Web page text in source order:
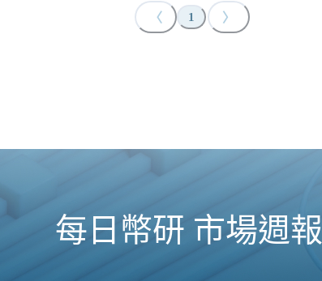
〈 1 〉
每日幣研 市場週報